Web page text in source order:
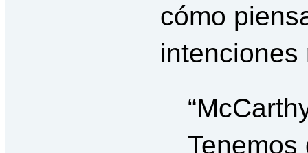
cómo
intenciones
Tenemos